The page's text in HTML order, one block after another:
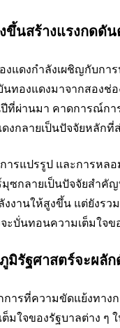
นสร้างแรงกดดัน
แดงกำลังเผชิญกับกา
ทองแดงมาจากสองช่
ที่ผ่านมา คาดการณ์กา
ดงกลายเป็นปัจจัยหลัก
ารแปรรูป และการห
ซกลายเป็นปัจจัยสำคั
งงานให้สูงขึ้น แต่ยังร
ะบั่นทอนความเต็มใจ
มิรัฐศาสตร์จะผลั
การที่ความขัดแย้งทา
มใจของรัฐบาลต่าง ๆ